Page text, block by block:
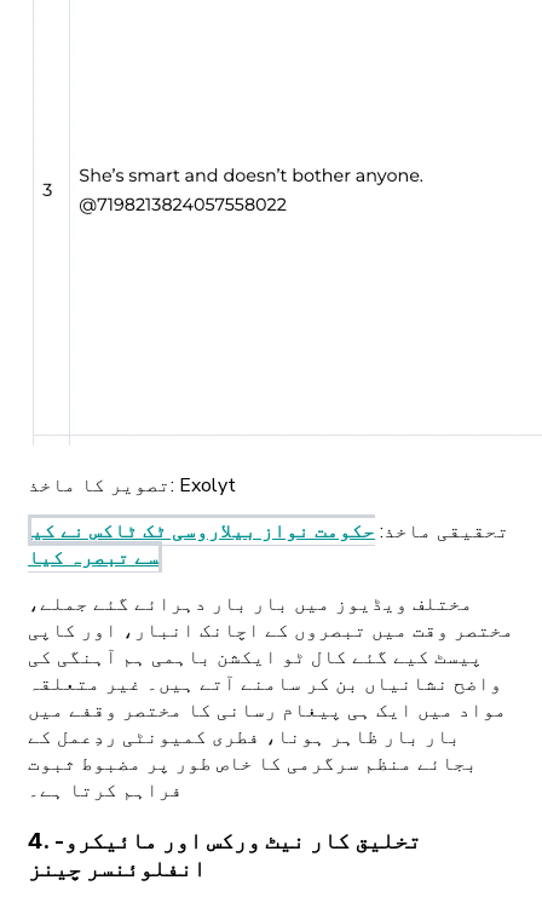
تصویر کا ماخذ: Exolyt
تحقیقی ماخذ: حکومت نواز بیلاروسی ٹک ٹاکس نے کی
سے تبصرہ کیا
مختلف ویڈیوز میں بار بار دہرائے گئے جملے،
مختصر وقت میں تبصروں کے اچانک انبار، اور کاپی
پیسٹ کیے گئے کال ٹو ایکشن باہمی ہم آہنگی کی
واضح نشانیاں بن کر سامنے آتے ہیں۔ غیر متعلقہ
مواد میں ایک ہی پیغام رسانی کا مختصر وقفے میں
بار بار ظاہر ہونا، فطری کمیونٹی ردِعمل کے
بجائے منظم سرگرمی کا خاص طور پر مضبوط ثبوت
فراہم کرتا ہے۔
4. تخلیق کار نیٹ ورکس اور مائیکرو-
انفلوئنسر چینز